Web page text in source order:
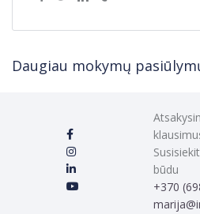
Daugiau mokymų
būdu
‭+370